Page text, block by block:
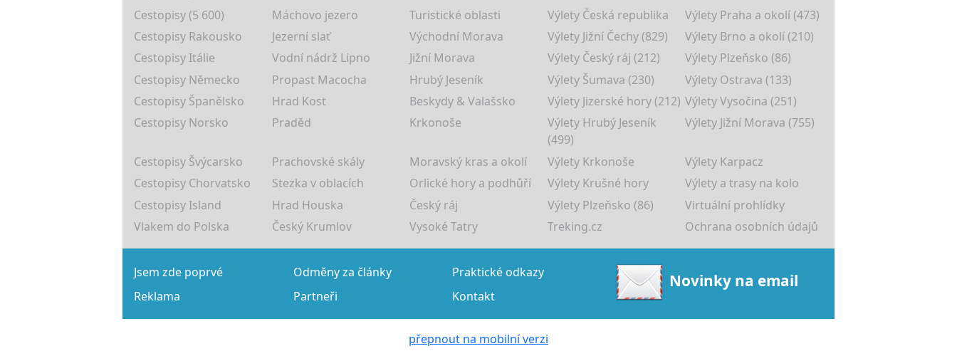
Cestopisy (5 600)
Máchovo jezero Turistické oblasti Výlety Česká republika
Výlety Praha a okolí (473)
Cestopisy Rakousko
Jezerní slať Východní Morava Výlety Jižní Čechy (829)
Výlety Brno a okolí (210)
Cestopisy Itálie
Vodní nádrž Lipno Jižní Morava Výlety Český ráj (212)
Výlety Plzeňsko (86)
Cestopisy Německo
Propast Macocha Hrubý Jeseník Výlety Šumava (230)
Výlety Ostrava (133)
Cestopisy Španělsko
Hrad Kost Beskydy & Valašsko Výlety Jizerské hory (212) Výlety Vysočina (251)
Cestopisy Norsko
Praděd Krkonoše
Výlety Hrubý Jeseník
(499)
Výlety Jižní Morava (755)
Cestopisy Švýcarsko Prachovské skály Moravský kras a okolí Výlety Krkonoše
Výlety Karpacz
Cestopisy Chorvatsko
Stezka v oblacích Orlické hory a podhůří Výlety Krušné hory
Výlety a trasy na kolo
Cestopisy Island
Hrad Houska Český ráj Výlety Plzeňsko (86)
Virtuální prohlídky
Vlakem do Polska
Český Krumlov Vysoké Tatry Treking.cz Ochrana osobních údajů
Jsem zde poprvé Odměny za články
Praktické odkazy
Reklama
Partneři Kontakt
Novinky na email
přepnout na mobilní verzi